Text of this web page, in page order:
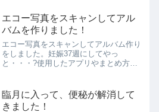
エコー写真をスキャンしてアル
バムを作りました！
エコー写真をスキャンしてアルバム作り
をしました。妊娠37週にしてやっ
と・・・?使用したアプリやまとめ方、
臨月に入って、便秘が解消して
きました！